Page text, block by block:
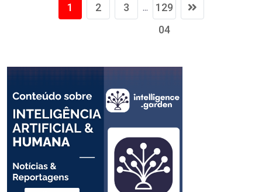
1 2 3 ...
129
04